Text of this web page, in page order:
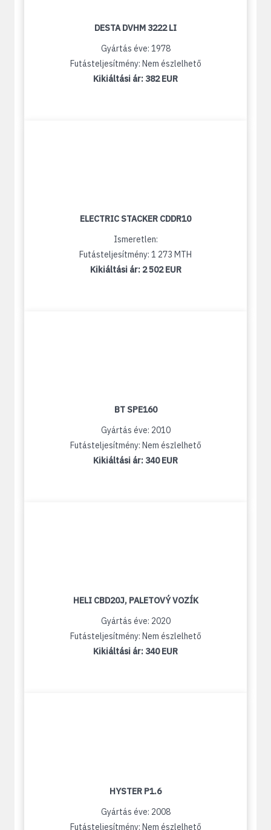
DESTA DVHM 3222 LI
Gyártás éve: 1978
Futásteljesítmény: Nem észlelhető
Kikiáltási ár: 382 EUR
ELECTRIC STACKER CDDR10
Ismeretlen:
Futásteljesítmény: 1 273 MTH
Kikiáltási ár: 2 502 EUR
BT SPE160
Gyártás éve: 2010
Futásteljesítmény: Nem észlelhető
Kikiáltási ár: 340 EUR
HELI CBD20J, PALETOVÝ VOZÍK
Gyártás éve: 2020
Futásteljesítmény: Nem észlelhető
Kikiáltási ár: 340 EUR
HYSTER P1.6
Gyártás éve: 2008
Futásteljesítmény: Nem észlelhető